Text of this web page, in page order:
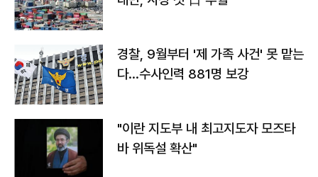
경찰, 9월부터 '제 가족 사건' 못 맡는
다…수사인력 881명 보강
"이란 지도부 내 최고지도자 모즈타
바 위독설 확산"